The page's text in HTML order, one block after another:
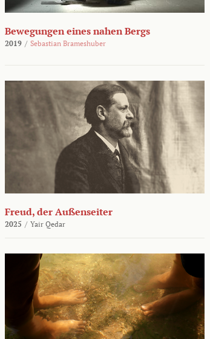
Bewegungen eines nahen Bergs
2019 / Sebastian Brameshuber
Freud, der Außenseiter
2025 / Yair Qedar